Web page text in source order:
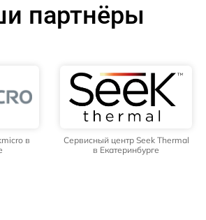
партнёры
в
Сервисный центр Seek Thermal
в Екатеринбурге